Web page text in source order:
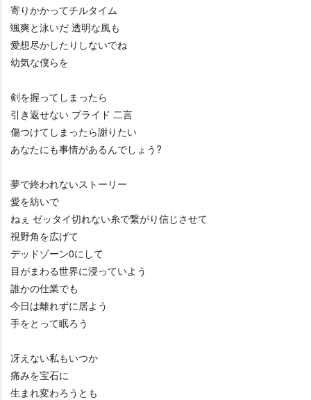
寄りかかってチルタイム
颯爽と泳いだ 透明な風も
愛想尽かしたりしないでね
幼気な僕らを
剣を握ってしまったら
引き返せない プライド 二言
傷つけてしまったら謝りたい
あなたにも事情があるんでしょう?
夢で終われないストーリー
愛を紡いで
ねぇ ゼッタイ切れない糸で繋がり信じさせて
視野角を広げて
デッドゾーン0にして
目がまわる世界に浸っていよう
誰かの仕業でも
今日は離れずに居よう
手をとって眠ろう
冴えない私もいつか
痛みを宝石に
生まれ変わろうとも